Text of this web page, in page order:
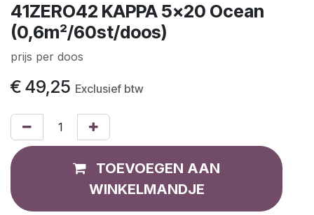
41ZERO42 KAPPA 5x20 Ocean
(0,6m²/60st/doos)
prijs per doos
€ 49,25 Exclusief btw
TOEVOEGEN AAN
WINKELMANDJE